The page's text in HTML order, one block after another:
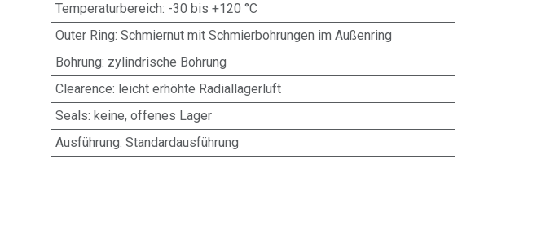
Temperaturbereich: -30 bis +120 °C
Outer Ring: Schmiernut mit Schmierbohrungen im Außenring
Bohrung: zylindrische Bohrung
Clearence: leicht erhöhte Radiallagerluft
Seals: keine, offenes Lager
Ausführung: Standardausführung